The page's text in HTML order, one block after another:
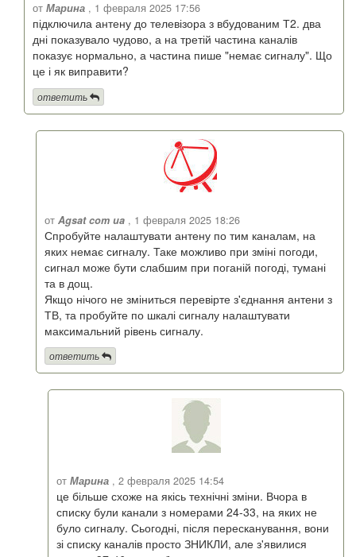
от Марина , 1 февраля 2025 17:56
підключила антену до телевізора з вбудованим Т2. два
дні показувало чудово, а на третій частина каналів
показує нормально, а частина пише "немає сигналу". Що
це і як виправити?
ответить
от Agsat com ua , 1 февраля 2025 18:26
Спробуйте налаштувати антену по тим каналам, на
яких немає сигналу. Таке можливо при зміні погоди,
сигнал може бути слабшим при поганій погоді, тумані
та в дощ.
Якщо нічого не зміниться перевірте з'єднання антени з
ТВ, та пробуйте по шкалі сигналу налаштувати
максимальний рівень сигналу.
ответить
от Марина , 2 февраля 2025 14:54
це більше схоже на якісь технічні зміни. Вчора в
списку були канали з номерами 24-33, на яких не
було сигналу. Сьогодні, після пересканування, вони
зі списку каналів просто ЗНИКЛИ, але з'явилися